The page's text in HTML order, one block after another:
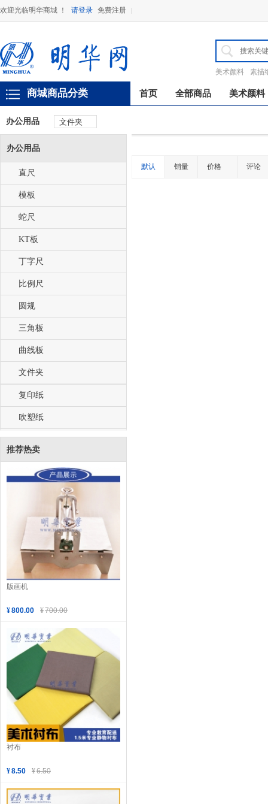
欢迎光临明华商城 ！ 请登录 免费注册
美术颜料 素描
商城商品分类 首页 全部商品 美术颜料
办公用品 文件夹
办公用品
直尺
模板
蛇尺
KT板
丁字尺
比例尺
圆规
三角板
曲线板
文件夹
复印纸
吹塑纸
推荐热卖
版画机
¥800.00 ¥700.00
衬布
¥8.50 ¥6.50
默认 销量 价格 评论